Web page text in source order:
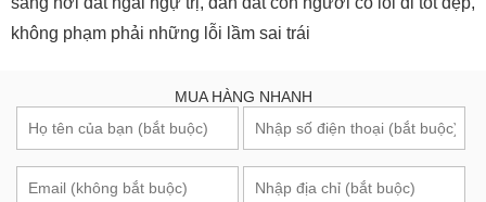
sáng nơi đất ngài ngự trị, dẫn dắt con người có lối đi tốt đẹp,
không phạm phải những lỗi lầm sai trái
MUA HÀNG NHANH